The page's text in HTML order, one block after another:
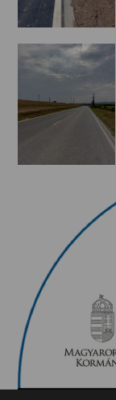
felújítása és
felhívás
jelenleg
egy feltáró út,
megépítése
feladata, hogy
kapcsolódó,
területéhez
mind a
(személy és
parkban már
fő
Ipari Parkba
út személy-
a két út
keresztül a
országos
átépítése,